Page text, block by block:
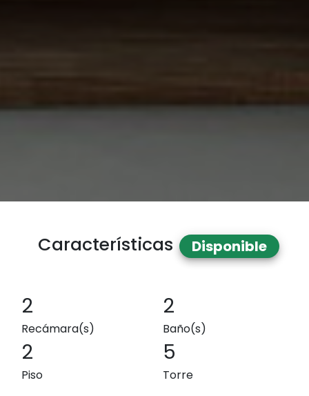
Características Disponible
2
Recámara(s)
2
Baño(s)
2
Piso
5
Torre